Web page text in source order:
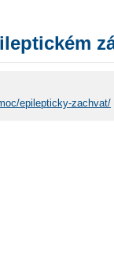
epilepticky-zachvat/